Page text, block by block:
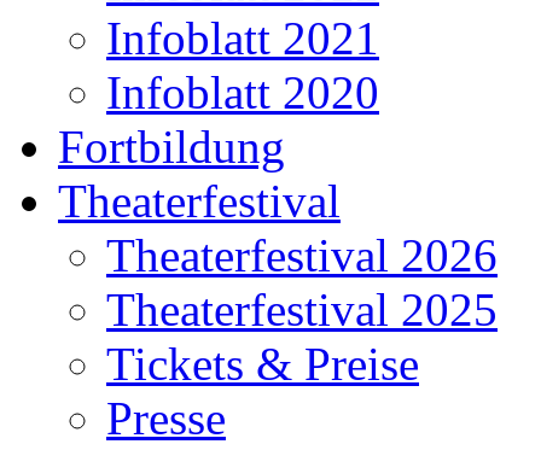
Infoblatt 2021
Infoblatt 2020
Fortbildung
Theaterfestival
Theaterfestival 2026
Theaterfestival 2025
Tickets & Preise
Presse